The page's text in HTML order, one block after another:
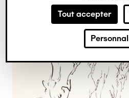
Tout accepter